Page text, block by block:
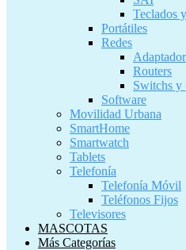
Teclados
Portátiles
Redes
Routers
Switchs y
Software
Movilidad Urbana
SmartHome
Smartwatch
Tablets
Telefonía
Telefonía Móvil
Teléfonos Fijos
Televisores
MASCOTAS
Más Categorías